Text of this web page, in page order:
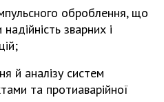
оброблення, що
зварних і
й аналізу систем
та протиаварійної